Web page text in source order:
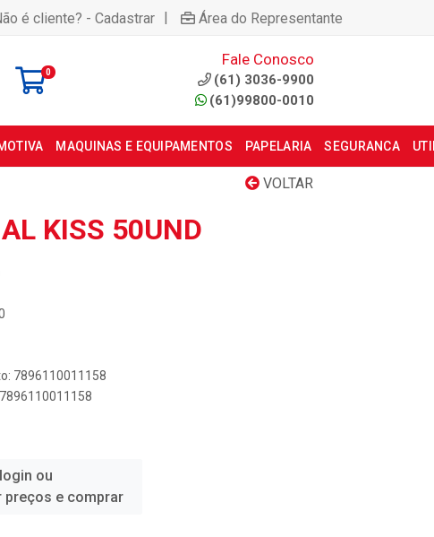
é cliente? - Cadastrar | Área do Representante
0
Fale Conosco
(61) 3036-9900
(61)99800-0010
MAQUINAS E EQUIPAMENTOS PAPELARIA SEGURANCA
VOLTAR
KISS 50UND
7896110011158
ou
preços e comprar